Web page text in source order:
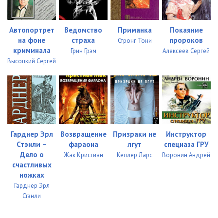
22_Nochi begletsa 31:37
23_Epilog 17:03
Автопортрет
на фоне
криминала
Высоцкий Сергей
Ведомство
страха
Грин Грэм
Приманка
Стронг Тони
Покаяние
пророков
Алексеев Сергей
Гарднер Эрл
Стэнли –
Дело о
счастливых
ножках
Гарднер Эрл
Стэнли
Возвращение
фараона
Жак Кристиан
Призраки не
лгут
Кеплер Ларс
Инструктор
спецназа ГРУ
Воронин Андрей